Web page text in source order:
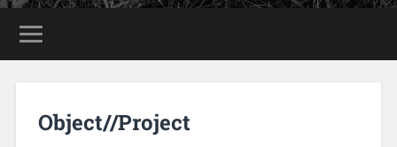
Object//Project